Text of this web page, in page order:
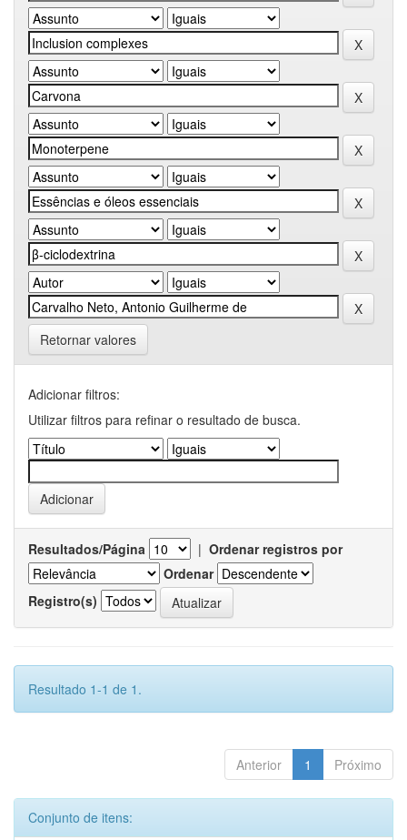
Retornar valores
Adicionar filtros:
Utilizar filtros para refinar o resultado de busca.
Resultados/Página | Ordenar registros por
Ordenar
Registro(s)
Resultado 1-1 de 1.
Anterior 1 Próximo
Conjunto de itens: